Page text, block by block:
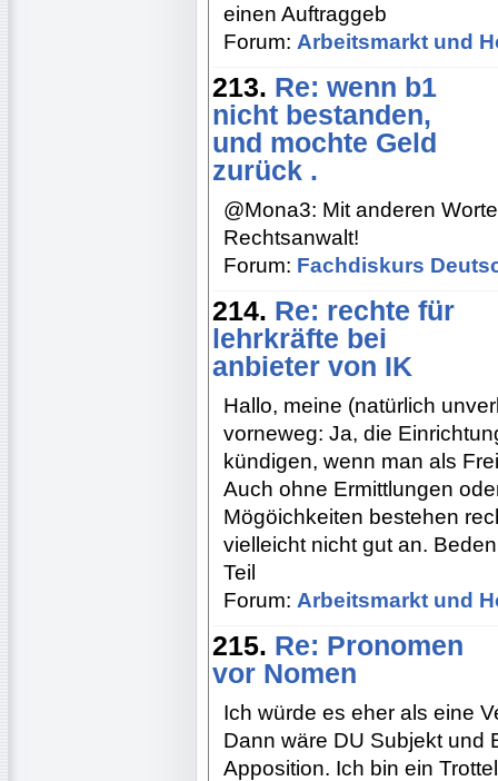
einen Auftraggeb
Forum: Arbeitsmarkt und
213. Re: wenn b1
nicht bestanden,
und mochte Geld
zurück .
@Mona3: Mit anderen
Rechtsanwalt!
Forum: Fachdiskurs
214. Re: rechte für
lehrkräfte bei
anbieter von IK
Hallo, meine (natürlich
vorneweg: Ja, die
kündigen, wenn man als
Auch ohne Ermittlungen
Mögöichkeiten bestehen
vielleicht nicht gut an.
Teil
Forum: Arbeitsmarkt und
215. Re: Pronomen
vor Nomen
Ich würde es eher als eine
Dann wäre DU Subjekt und
Apposition. Ich bin ein